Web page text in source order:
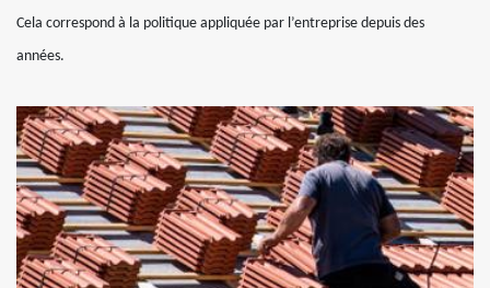
Cela correspond à la politique appliquée par l’entreprise depuis des
années.